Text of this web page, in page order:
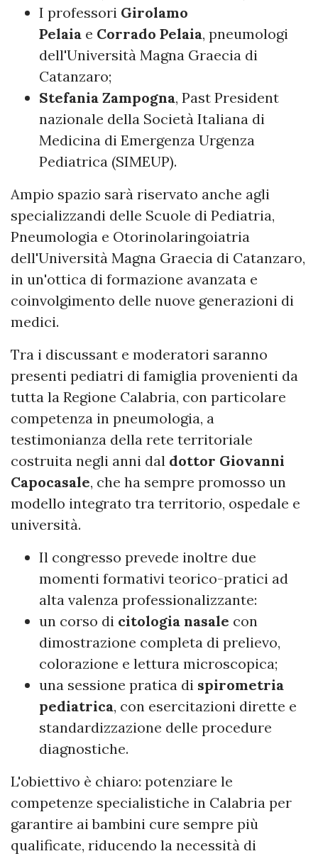
I professori Girolamo
Pelaia e Corrado Pelaia, pneumologi
dell'Università Magna Graecia di
Catanzaro;
Stefania Zampogna, Past President
nazionale della Società Italiana di
Medicina di Emergenza Urgenza
Pediatrica (SIMEUP).
Ampio spazio sarà riservato anche agli
specializzandi delle Scuole di Pediatria,
Pneumologia e Otorinolaringoiatria
dell'Università Magna Graecia di Catanzaro,
in un'ottica di formazione avanzata e
coinvolgimento delle nuove generazioni di
medici.
Tra i discussant e moderatori saranno
presenti pediatri di famiglia provenienti da
tutta la Regione Calabria, con particolare
competenza in pneumologia, a
testimonianza della rete territoriale
costruita negli anni dal dottor Giovanni
Capocasale, che ha sempre promosso un
modello integrato tra territorio, ospedale e
università.
Il congresso prevede inoltre due
momenti formativi teorico-pratici ad
alta valenza professionalizzante:
un corso di citologia nasale con
dimostrazione completa di prelievo,
colorazione e lettura microscopica;
una sessione pratica di spirometria
pediatrica, con esercitazioni dirette e
standardizzazione delle procedure
diagnostiche.
L'obiettivo è chiaro: potenziare le
competenze specialistiche in Calabria per
garantire ai bambini cure sempre più
qualificate, riducendo la necessità di